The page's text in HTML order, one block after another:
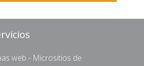
web - Micrositios de